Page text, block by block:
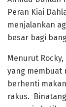
Peran Kiai
menjalankan
besar bagi
Menurut
yang membuat
berhenti
rakus.